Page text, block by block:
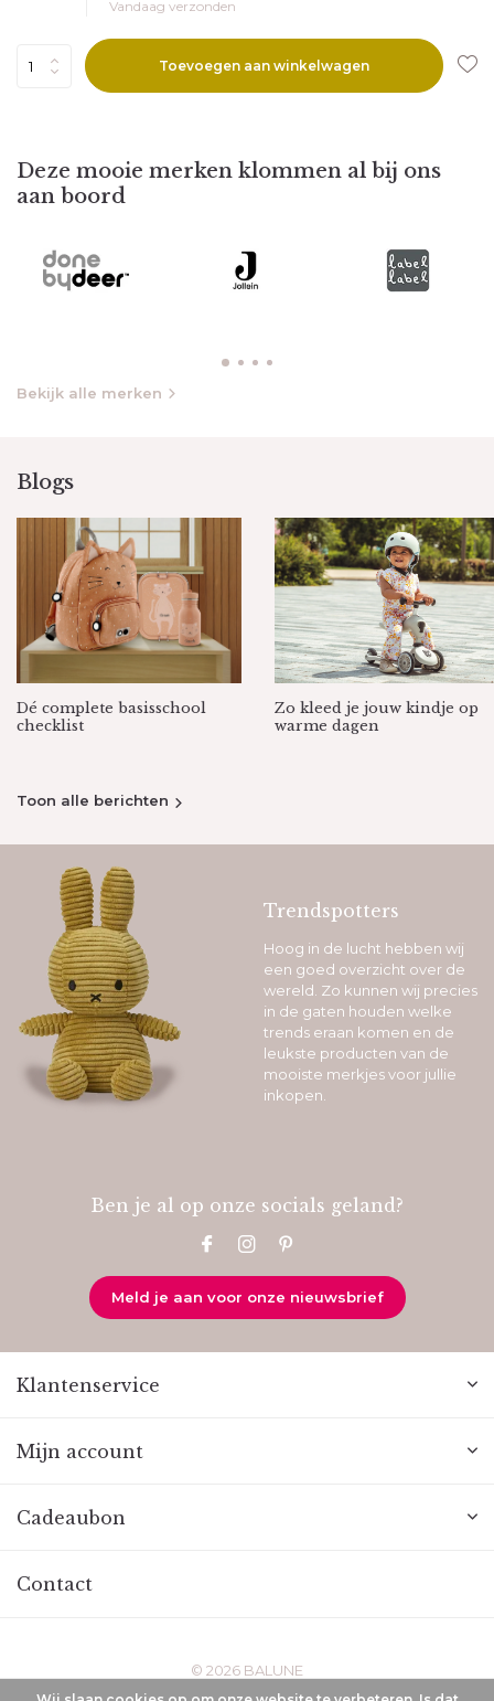
Vandaag verzonden
Toevoegen aan winkelwagen
Deze mooie merken klommen al bij ons
aan boord
Bekijk alle merken
Blogs
Dé complete basisschool
checklist
Zo kleed je jouw kindje op
warme dagen
Toon alle berichten
Trendspotters
Hoog in de lucht hebben wij
een goed overzicht over de
wereld. Zo kunnen wij precies
in de gaten houden welke
trends eraan komen en de
leukste producten van de
mooiste merkjes voor jullie
inkopen.
Ben je al op onze socials geland?
Meld je aan voor onze nieuwsbrief
Klantenservice
Mijn account
Cadeaubon
Contact
© 2026 BALUNE